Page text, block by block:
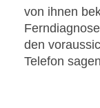
von ihnen
den
Telefon